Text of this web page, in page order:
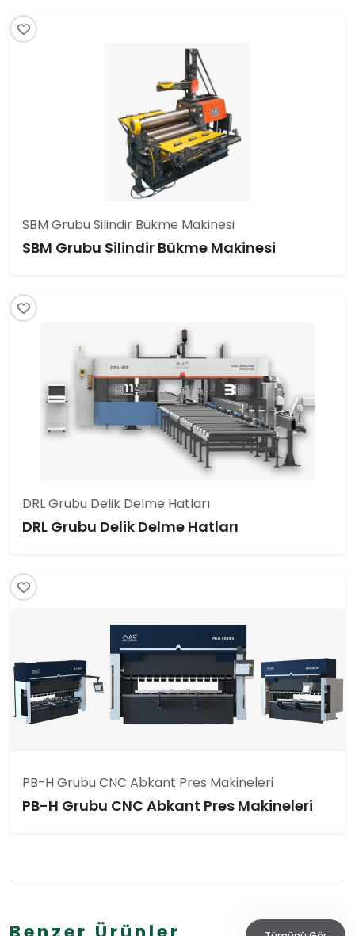
SBM Grubu Silindir Bükme Makinesi
SBM Grubu Silindir Bükme Makinesi
DRL Grubu Delik Delme Hatları
DRL Grubu Delik Delme Hatları
PB-H Grubu CNC Abkant Pres Makineleri
PB-H Grubu CNC Abkant Pres Makineleri